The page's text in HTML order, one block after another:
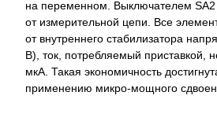
на переменном. Выключателем SA2
от измерительной цепи. Все
от внутреннего стабилизатора
В), ток, потребляемый приставкой,
мкА. Такая экономичность
применению микро-мощного